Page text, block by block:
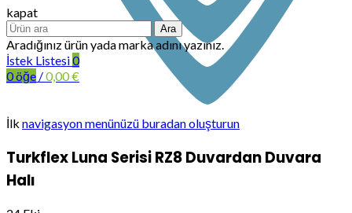
kapat
Ara
Aradığınız ürün yada marka adını yazınız.
İstek Listesi0
0öğe /0,00€
İlk navigasyon menünüzü buradan oluşturun
Turkflex Luna Serisi RZ8 Duvardan Duvara
Halı